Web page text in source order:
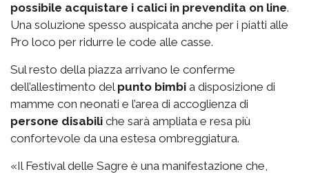
possibile acquistare i calici in prevendita on line.
Una soluzione spesso auspicata anche per i piatti alle
Pro loco per ridurre le code alle casse.
Sul resto della piazza arrivano le conferme
dell’allestimento del punto bimbi a disposizione di
mamme con neonati e l’area di accoglienza di
persone disabili che sarà ampliata e resa più
confortevole da una estesa ombreggiatura.
«Il Festival delle Sagre è una manifestazione che,